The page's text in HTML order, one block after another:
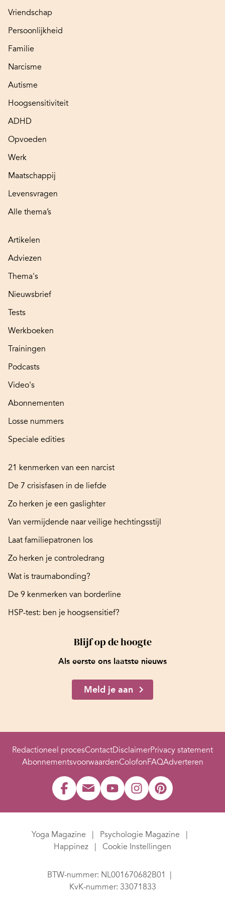
Vriendschap
Persoonlijkheid
Familie
Narcisme
Autisme
Hoogsensitiviteit
ADHD
Opvoeden
Werk
Maatschappij
Levensvragen
Alle thema’s
Artikelen
Adviezen
Thema's
Nieuwsbrief
Tests
Werkboeken
Trainingen
Podcasts
Video's
Abonnementen
Losse nummers
Speciale edities
21 kenmerken van een narcist
De 7 crisisfasen in de liefde
Zo herken je een gaslighter
Van vermijdende naar veilige hechtingsstijl
Laat familiepatronen los
Zo herken je controledrang
Wat is traumabonding?
De 9 kenmerken van borderline
HSP-test: ben je hoogsensitief?
Blijf op de hoogte
Als eerste ons laatste nieuws
Meld je aan
Redactioneel procesContactDisclaimerPrivacy statement
AbonnementsvoorwaardenColofonFAQAdverteren
Yoga Magazine
Psychologie Magazine
Happinez
Cookie Instellingen
BTW-nummer: NL001670682B01
KvK-nummer: 33071833